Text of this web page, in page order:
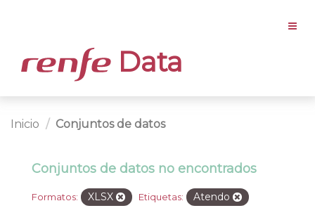
Data
Inicio Conjuntos de datos
Conjuntos de datos no encontrados
Formatos: XLSX Etiquetas:
Atendo